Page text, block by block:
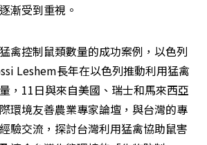
漸受到重視。
禽控制鼠類數量的成功案例，以色列
Leshem長年在以色列推動利用猛禽
，11日與來自美國、瑞士和馬來西亞
環境友善農業專家論壇，與台灣的專
驗交流，探討台灣利用猛禽協助鼠害